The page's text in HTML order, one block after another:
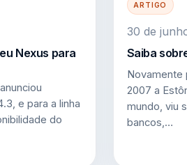
Nexus para
e para a linha
do
ARTIGO
30 de
Saiba
Novamente
2007 a
mundo, viu
bancos,…